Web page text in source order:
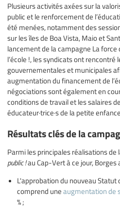
Plusieurs activités axées sur la
public et le renforcement de
été menées, notamment des
sur les îles de Boa Vista, Maio et
lancement de la campagne La
l’école !, les syndicats ont rencontré
gouvernementales et municipales
augmentation du financement de
négociations sont également en
conditions de travail et les salaires
éducateur·trice·s de la petite
Résultats clés de la
Parmi les principales réalisations de
public !au Cap-Vert à ce jour, Borges
L'approbation du nouveau Statut
comprend une augmentation de
% ;